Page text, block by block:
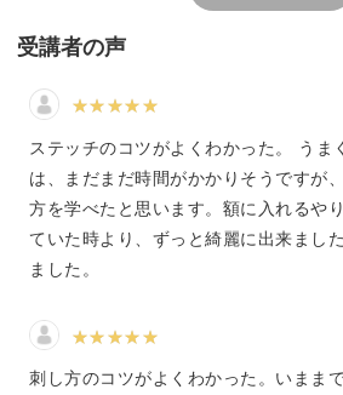
基本技法を学びながら上達できる
さて、今回の講座はほっこり素敵な
ら、刺繍の基本技法が学べる講座です
全く初めての方も、刺繍をゼロから
受講者の声
ステッチのコツがよくわかった。 うま
は、まだまだ時間がかかりそうですが
方を学べたと思います。額に入れるや
ていた時より、ずっと綺麗に出来まし
ました。
刺し方のコツがよくわかった。いまま